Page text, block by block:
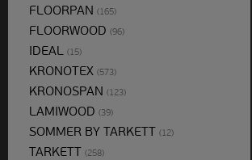
FLOORPAN (165)
FLOORWOOD (96)
IDEAL (15)
KRONOTEX (573)
KRONOSPAN (123)
LAMIWOOD (39)
SOMMER BY TARKETT (12)
TARKETT (258)